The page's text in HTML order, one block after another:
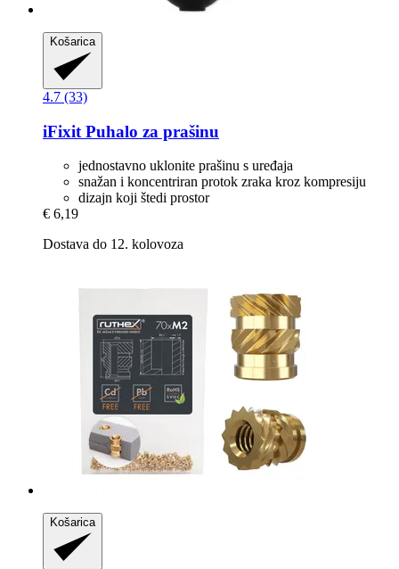
Košarica
4.7 (33)
iFixit Puhalo za prašinu
jednostavno uklonite prašinu s uređaja
snažan i koncentriran protok zraka kroz kompresiju
dizajn koji štedi prostor
€ 6,19
Dostava do 12. kolovoza
Košarica